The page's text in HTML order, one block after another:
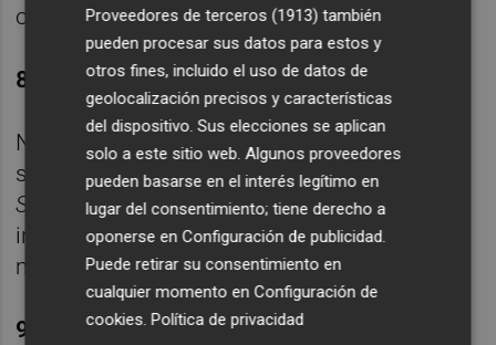
ocurre.
8. BAPTISM BY FIRE
No, no es 'Safe in New York City', aunque
será inevitable que esa canción del disco
Stiff Upper Lip(2000) te venga a la cabeza
incesantemente durante los tres minutos y
medio que dura este bautismo de fuego.
9. ROCK THE HOUSE
Proveedores de terceros (1913) también
pueden procesar sus datos para estos y
otros fines, incluido el uso de datos de
geolocalización precisos y características
del dispositivo. Sus elecciones se aplican
solo a este sitio web. Algunos proveedores
pueden basarse en el interés legítimo en
lugar del consentimiento; tiene derecho a
oponerse enConfiguración de publicidad.
Puede retirar su consentimiento en
cualquier momento enConfiguración de
cookies.Política de privacidad